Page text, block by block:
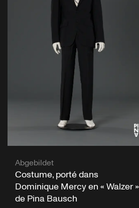
Abgebildet
Costume, porté dans
Dominique Mercy en « Walzer »
de Pina Bausch